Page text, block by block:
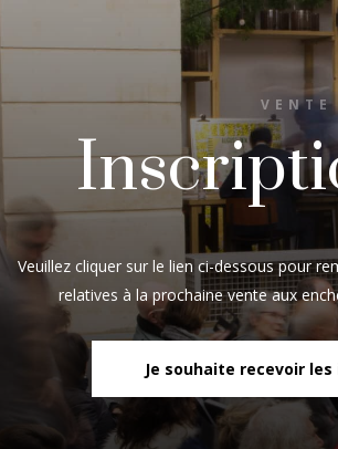
VENTE
Veuillez cliquer sur le lien ci-dessous pour
relatives à la prochaine vente aux
Je souhaite recevoir